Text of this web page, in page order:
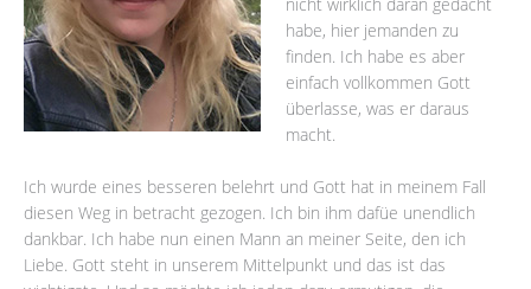
habe, hier jemanden zu
finden. Ich habe es aber
einfach vollkommen Gott
überlasse, was er daraus
macht.
Ich wurde eines besseren belehrt und Gott hat in meinem Fall
diesen Weg in betracht gezogen. Ich bin ihm dafüe unendlich
dankbar. Ich habe nun einen Mann an meiner Seite, den ich
Liebe. Gott steht in unserem Mittelpunkt und das ist das